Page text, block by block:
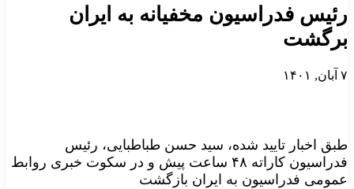
رئیس فدراسیون مخفیانه به ایران
برگشت
۷ آبان, ۱۴۰۱
طبق اخبار تایید شده، سید حسن طباطبایی، رئیس
فدراسیون کاراته ۴۸ ساعت پیش و در سکوت خبری روابط
عمومی فدراسیون به ایران بازگشت